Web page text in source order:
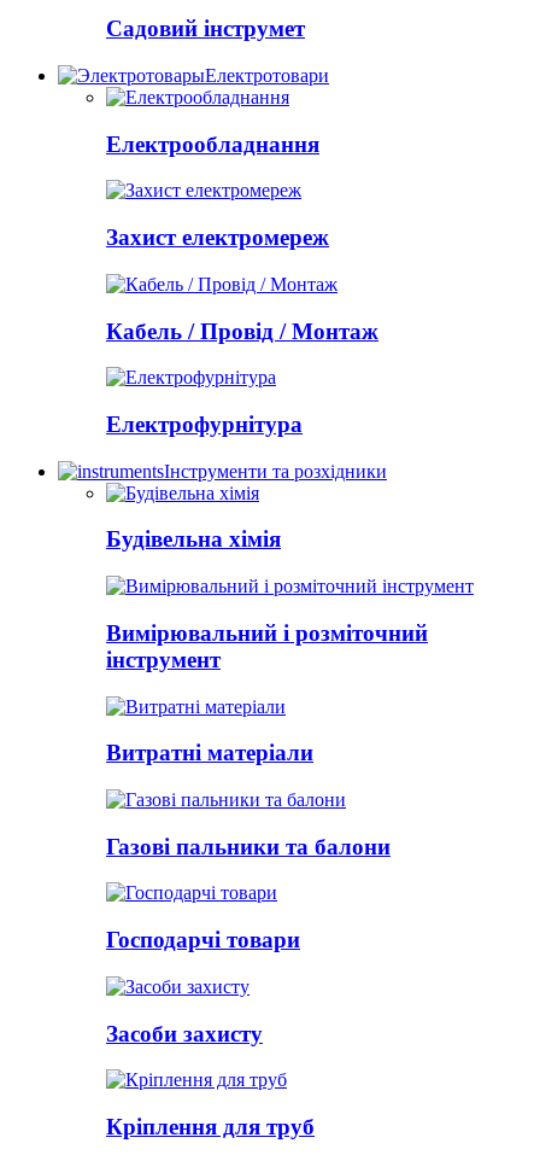
Садовий інструмет
Електротовари
Електрообладнання
Захист електромереж
Кабель / Провід / Монтаж
Електрофурнітура
Інструменти та розхідники
Будівельна хімія
Вимірювальний і розміточний
інструмент
Витратні матеріали
Газові пальники та балони
Господарчі товари
Засоби захисту
Кріплення для труб